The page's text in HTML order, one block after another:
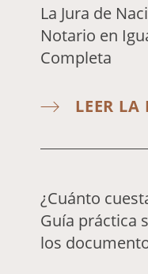
La Jura de
Notario en
Completa
LEER
¿Cuánto
Guía práctica
los